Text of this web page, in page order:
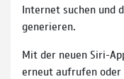
Internet suchen und
generieren.
Mit der neuen Siri-
erneut aufrufen oder